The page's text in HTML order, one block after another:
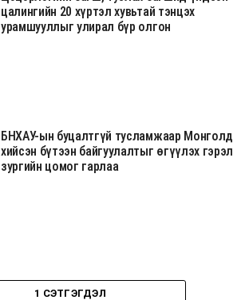
цалингийн 20 хүртэл хувьтай тэнцэх
урамшууллыг улирал бүр олгон
БНХАУ-ын буцалтгүй тусламжаар Монголд
хийсэн бүтээн байгуулалтыг өгүүлэх гэрэл
зургийн цомог гарлаа
1 СЭТГЭГДЭЛ